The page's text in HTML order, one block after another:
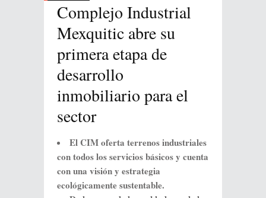
Complejo Industrial
Mexquitic abre su
primera etapa de
desarrollo
inmobiliario para el
sector
El CIM oferta terrenos industriales
con todos los servicios básicos y cuenta
con una visión y estrategia
ecológicamente sustentable.